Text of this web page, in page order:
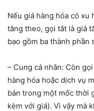
Nếu giá hàng hóa có
tăng theo, gọi tắt là giá
bao gồm ba thành phần
– Cung cá nhân: Còn
hàng hóa hoặc dịch vụ
bán trong một mốc thời
kèm với giá). Vì vậy mà